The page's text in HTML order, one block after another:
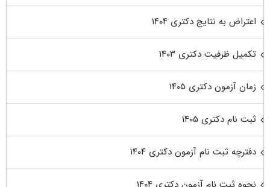
اعتراض به نتایج دکتری ۱۴۰۴
تکمیل ظرفیت دکتری ۱۴۰۳
زمان آزمون دکتری ۱۴۰۵
ثبت نام دکتری ۱۴۰۵
دفترچه ثبت نام آزمون دکتری ۱۴۰۴